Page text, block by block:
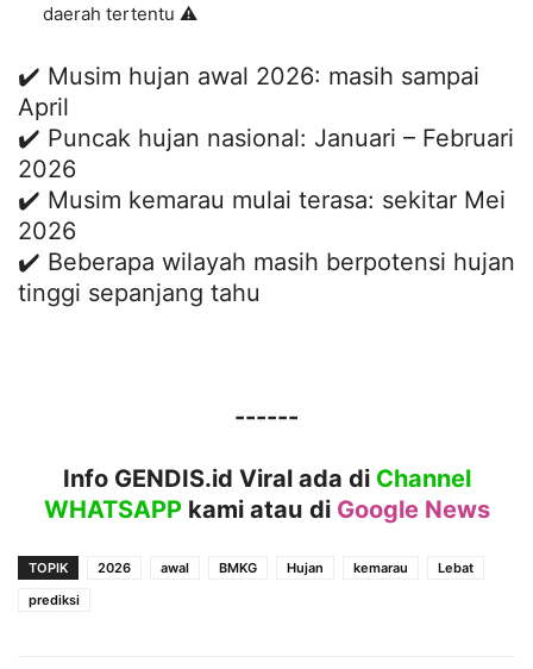
daerah tertentu ⚠️
✔️ Musim hujan awal 2026: masih sampai
April
✔️ Puncak hujan nasional: Januari – Februari
2026
✔️ Musim kemarau mulai terasa: sekitar Mei
2026
✔️ Beberapa wilayah masih berpotensi hujan
tinggi sepanjang tahu
------
Info GENDIS.id Viral ada di Channel
WHATSAPPkami atau di Google News
TOPIK 2026 awal BMKG Hujan kemarau
Lebat
prediksi